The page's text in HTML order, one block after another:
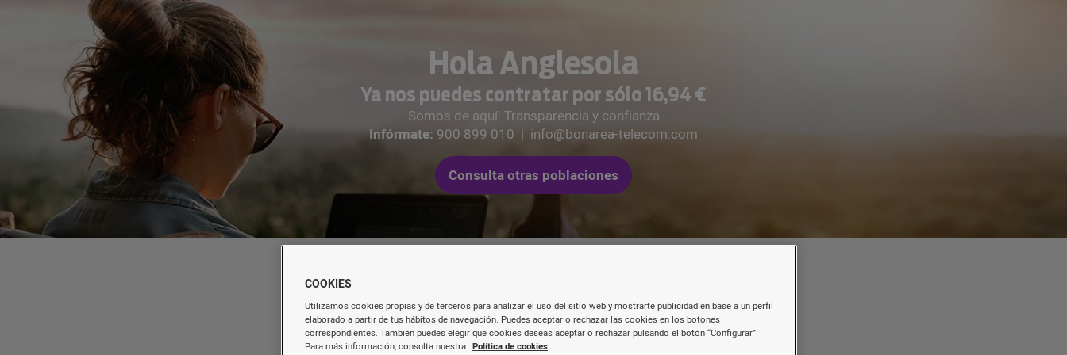
Hola Anglesola
Ya nos puedes contratar por sólo 16,94 €
Somos de aquí: Transparencia y confianza
Infórmate: 900 899 010 | info@bonarea-telecom.com
Consulta otras poblaciones
Les nostres tarifes defibra
COOKIES
Utilizamos cookies propias y de terceros para analizar el uso del sitio web y mostrarte publicidad en base a un perfil
elaborado a partir de tus hábitos de navegación. Puedes aceptar o rechazar las cookies en los botones
correspondientes. También puedes elegir que cookies deseas aceptar o rechazar pulsando el botón “Configurar”.
Para más información, consulta nuestra Política de cookies